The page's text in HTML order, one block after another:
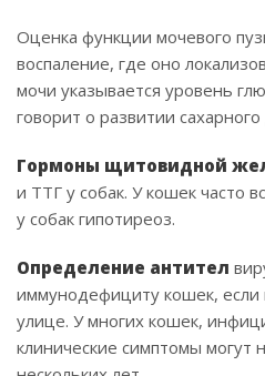
Оценка функции мочевого
воспаление, где оно
мочи указывается уровень
говорит о развитии
Гормоны щитовидной
и ТТГ у собак. У кошек часто
у собак гипотиреоз.
Определение антител
иммунодефициту кошек, если
улице. У многих кошек,
клинические симптомы могут